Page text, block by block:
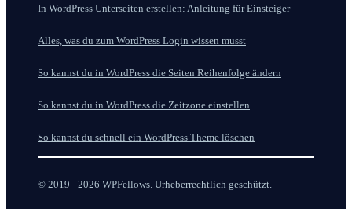
In WordPress Unterseiten erstellen: Anleitung für Einsteiger
Alles, was du zum WordPress Login wissen musst
So kannst du in WordPress die Seiten Reihenfolge ändern
So kannst du in WordPress die Zeitzone einstellen
So kannst du schnell ein WordPress Theme löschen
© 2019 - 2026 WPFellows. Urheberrechtlich geschützt.